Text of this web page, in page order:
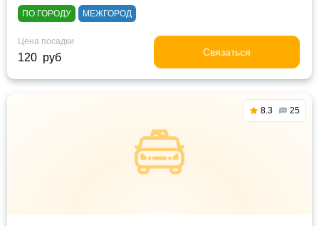
ПО ГОРОДУ МЕЖГОРОД
Цена посадки
120 руб Связаться
8.3 25